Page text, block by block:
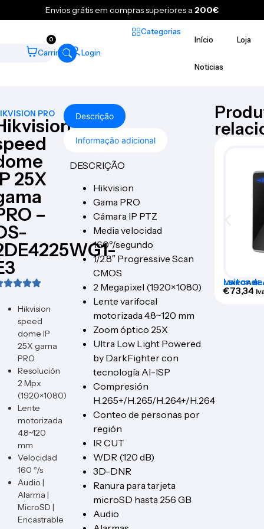
Envios grátis em compras superiores a 200€
0
Carrinho Login
Categorias
Início
Loja
Noticias
PRO
25X
–
Hikvision
speed
dome IP
25X gama
PRO
Resolución
2 Mpx
(1920×1080)
Lente
motorizada
4.8~120
mm
Velocidad
160 º/s
Audio |
Alarma |
MicroSD |
Encastrable
Descrição
Informação adicional
DESCRIÇÃO
Hikvision
Gama PRO
Cámara IP PTZ
Media velocidad
160º/segundo
1/2.8″ Progressive Scan
CMOS
2 Megapixel (1920×1080)
Lente varifocal
motorizada 4.8~120 mm
Zoom óptico 25X
Ultra Low Light Powered
by DarkFighter con
tecnología AI-ISP
Compresión
H.265+/H.265/H.264+/H.264
Conteo de personas por
región
IR CUT
WDR (120 dB)
3D-DNR
Ranura para tarjeta
microSD hasta 256 GB
Audio
MARCA
Leitor de
ACR207-
€73,34